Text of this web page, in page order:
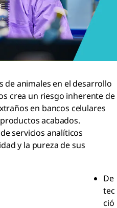
de animales en el desarrollo
crea un riesgo inherente de
en bancos celulares
acabados.
servicios analíticos
y la pureza de sus
De
tec
ció